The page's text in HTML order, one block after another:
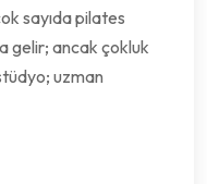
sayıda pilates
gelir; ancak çokluk
uzman